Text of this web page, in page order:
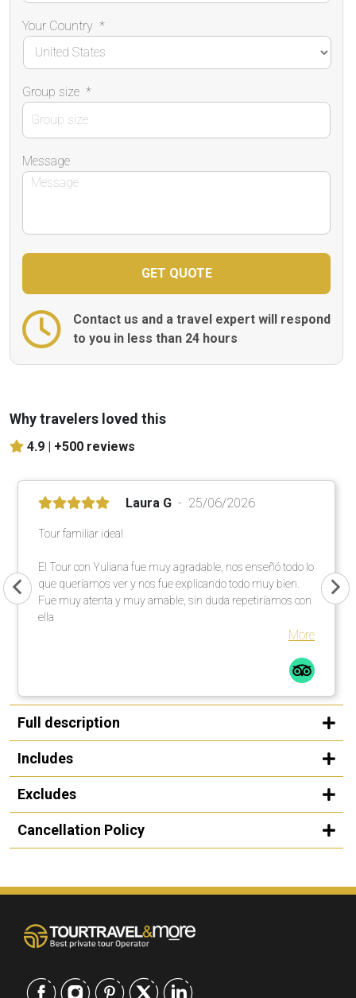
Your Country *
Group size *
Message
Contact us and a travel expert will respond
to you in less than 24 hours
Why travelers loved this
4.9 | +500 reviews
Laura G 25/06/2026
Tour familiar ideal
El Tour con Yuliana fue muy agradable, nos enseñó todo lo
que queríamos ver y nos fue explicando todo muy bien.
Fue muy atenta y muy amable, sin duda repetiríamos con
ella
More
Full description
Includes
Excludes
Cancellation Policy